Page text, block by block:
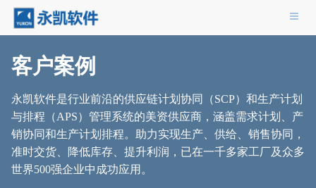
导航
客户案例
永凯软件是行业前沿的供应链计划协同（SCP）和生产计划
与排程（APS）管理系统的美资供应商，涵盖需求计划、产
销协同和生产计划排程。助力实现生产、供给、销售协同，
准时交货、降低库存、提升利润，已在一千多家工厂及众多
世界500强企业中成功应用。